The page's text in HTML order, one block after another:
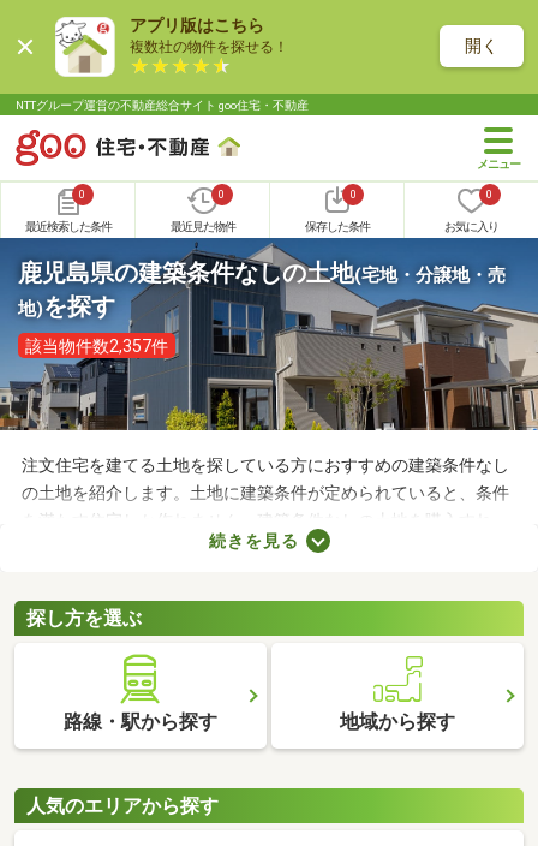
アプリ版はこちら
複数社の物件を探せる！ 開く
NTTグループ運営の不動産総合サイト goo住宅・不動産
0
最近検索した条件
0
最近見た物件
0
保存した条件
0
お気に入り
鹿児島県の建築条件なしの土地(宅地・分譲地・売
地)を探す
該当物件数2,357件
注文住宅を建てる土地を探している方におすすめの建築条件なし
の土地を紹介します。土地に建築条件が定められていると、条件
を満たす住宅しか作れません。建築条件なしの土地を購入すれ
ば、自由度の高い注文住宅を建てられるため、家族全員の理想を
境をチェックして、好みの場所にある土地を購入しましょう。
続きを見る
探し方を選ぶ
路線・駅から探す 地域から探す
人気のエリアから探す